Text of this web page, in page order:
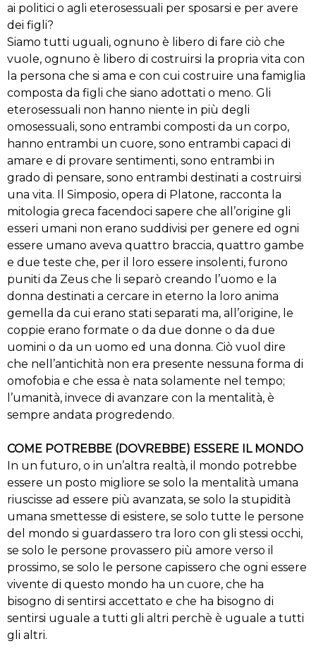
ai politici o agli eterosessuali per sposarsi e per avere
dei figli?
Siamo tutti uguali, ognuno è libero di fare ciò che
vuole, ognuno è libero di costruirsi la propria vita con
la persona che si ama e con cui costruire una famiglia
composta da figli che siano adottati o meno. Gli
eterosessuali non hanno niente in più degli
omosessuali, sono entrambi composti da un corpo,
hanno entrambi un cuore, sono entrambi capaci di
amare e di provare sentimenti, sono entrambi in
grado di pensare, sono entrambi destinati a costruirsi
una vita. Il Simposio, opera di Platone, racconta la
mitologia greca facendoci sapere che all’origine gli
esseri umani non erano suddivisi per genere ed ogni
essere umano aveva quattro braccia, quattro gambe
e due teste che, per il loro essere insolenti, furono
puniti da Zeus che li separò creando l’uomo e la
donna destinati a cercare in eterno la loro anima
gemella da cui erano stati separati ma, all’origine, le
coppie erano formate o da due donne o da due
uomini o da un uomo ed una donna. Ciò vuol dire
che nell’antichità non era presente nessuna forma di
omofobia e che essa è nata solamente nel tempo;
l’umanità, invece di avanzare con la mentalità, è
sempre andata progredendo.
COME POTREBBE (DOVREBBE) ESSERE IL MONDO
In un futuro, o in un’altra realtà, il mondo potrebbe
essere un posto migliore se solo la mentalità umana
riuscisse ad essere più avanzata, se solo la stupidità
umana smettesse di esistere, se solo tutte le persone
del mondo si guardassero tra loro con gli stessi occhi,
se solo le persone provassero più amore verso il
prossimo, se solo le persone capissero che ogni essere
vivente di questo mondo ha un cuore, che ha
bisogno di sentirsi accettato e che ha bisogno di
sentirsi uguale a tutti gli altri perchè è uguale a tutti
gli altri.